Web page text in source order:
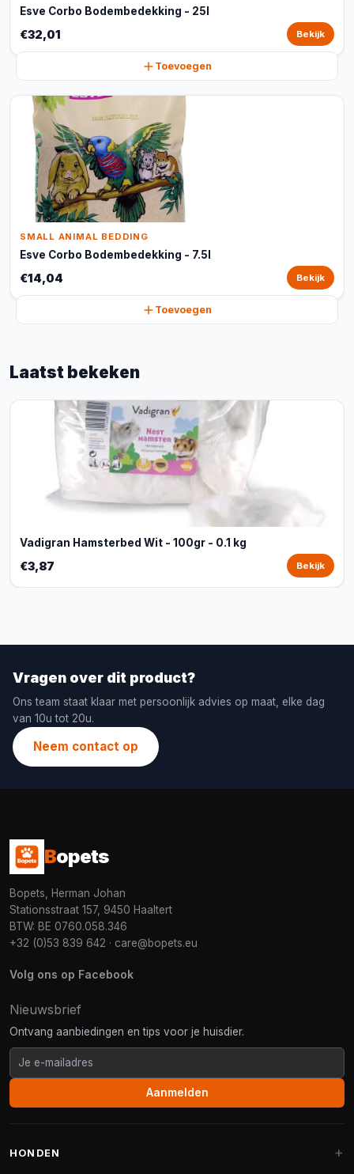
Esve Corbo Bodembedekking - 25l
€32,01 Bekijk
Toevoegen
SMALL ANIMAL BEDDING
Esve Corbo Bodembedekking - 7.5l
€14,04 Bekijk
Toevoegen
Laatst bekeken
Vadigran Hamsterbed Wit - 100gr - 0.1 kg
€3,87 Bekijk
Vragen over dit product?
Ons team staat klaar met persoonlijk advies op maat, elke dag
van 10u tot 20u.
Neem contact op
Bopets
Bopets, Herman Johan
Stationsstraat 157, 9450 Haaltert
BTW: BE 0760.058.346
+32 (0)53 839 642 · care@bopets.eu
Volg ons op Facebook
Nieuwsbrief
Ontvang aanbiedingen en tips voor je huisdier.
Aanmelden
HONDEN